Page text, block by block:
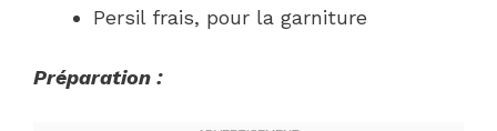
Persil frais, pour la garniture
Préparation :